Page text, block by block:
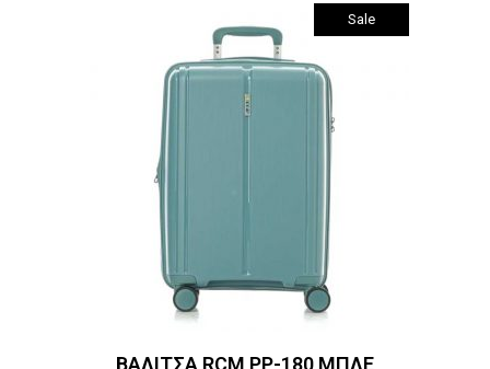
σελίδα
προϊόντος
Sale
προϊόν
έχει
πολλαπλές
παραλλαγές.
Οι
ΒΑΛΙΤΣΑ RCM PP-180 ΜΠΛΕ